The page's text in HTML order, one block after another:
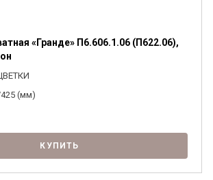
«Гранде» П6.606.1.06 (П622.06),
(мм)
КУПИТЬ